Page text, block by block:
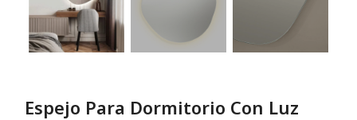
Espejo Para Dormitorio Con Luz